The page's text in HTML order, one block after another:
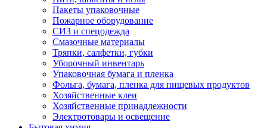
Пакеты упаковочные
Пожарное оборудование
СИЗ и спецодежда
Смазочные материалы
Тряпки, салфетки, губки
Уборочный инвентарь
Упаковочная бумага и пленка
Фольга, бумага, пленка для пищевых продуктов
Хозяйственные клеи
Хозяйственные принадлежности
Электротовары и освещение